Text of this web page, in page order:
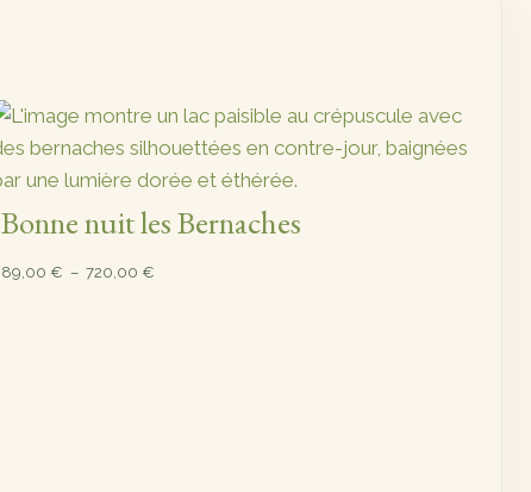
Bonne nuit les Bernaches
89,00 € – 720,00 €